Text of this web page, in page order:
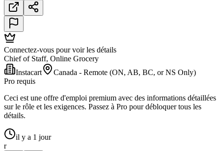
Connectez-vous pour voir les détails
Chief of Staff, Online Grocery
Instacart
Canada - Remote (ON, AB, BC, or NS Only)
Pro requis
Ceci est une offre d'emploi premium avec des informations détaillées
sur le rôle et les exigences. Passez à Pro pour débloquer tous les
détails.
il y a 1 jour
r